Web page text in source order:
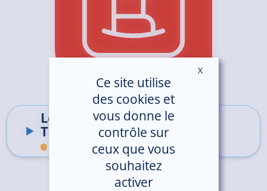
Le Centre de Ressources
Territorial (CRT)
Hôpital de Saint-Brieuc
Ce site utilise
des cookies et
vous donne le
contrôle sur
ceux que vous
souhaitez
activer
XMasquer le